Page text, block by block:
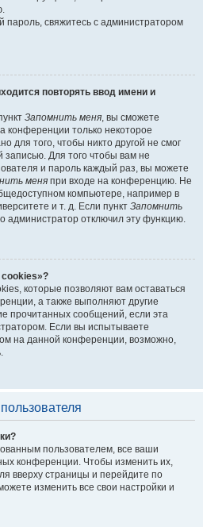
пароль, свяжитесь с администратором
повторять ввод имени и
Запомнить меня, вы сможете
конференции только некоторое
для того, чтобы никто другой не смог
записью. Для того чтобы вам не
и пароль каждый раз, вы можете
меня при входе на конференцию. Не
компьютере, например в
и т. д. Если пункт Запомнить
администратор отключил эту функцию.
cookies»?
которые позволяют вам оставаться
а также выполняют другие
прочитанных сообщений, если эта
Если вы испытываете
на данной конференции, возможно,
пользователем, все ваши
конференции. Чтобы изменить их,
вверху страницы и перейдите по
изменить все свои настройки и